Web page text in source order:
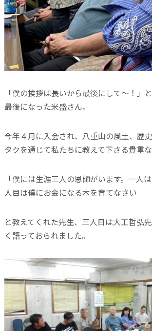
「僕の挨拶は長いから最後にして〜！」
最後になった米盛さん。
今年４月に入会され、八重山の風土、歴
タクを通じて私たちに教えて下さる貴重な
「僕には生涯三人の恩師がいます。一人
人目は僕にお金になる木を育てなさい
と教えてくれた先生、三人目は大工哲弘
く語っておられました。